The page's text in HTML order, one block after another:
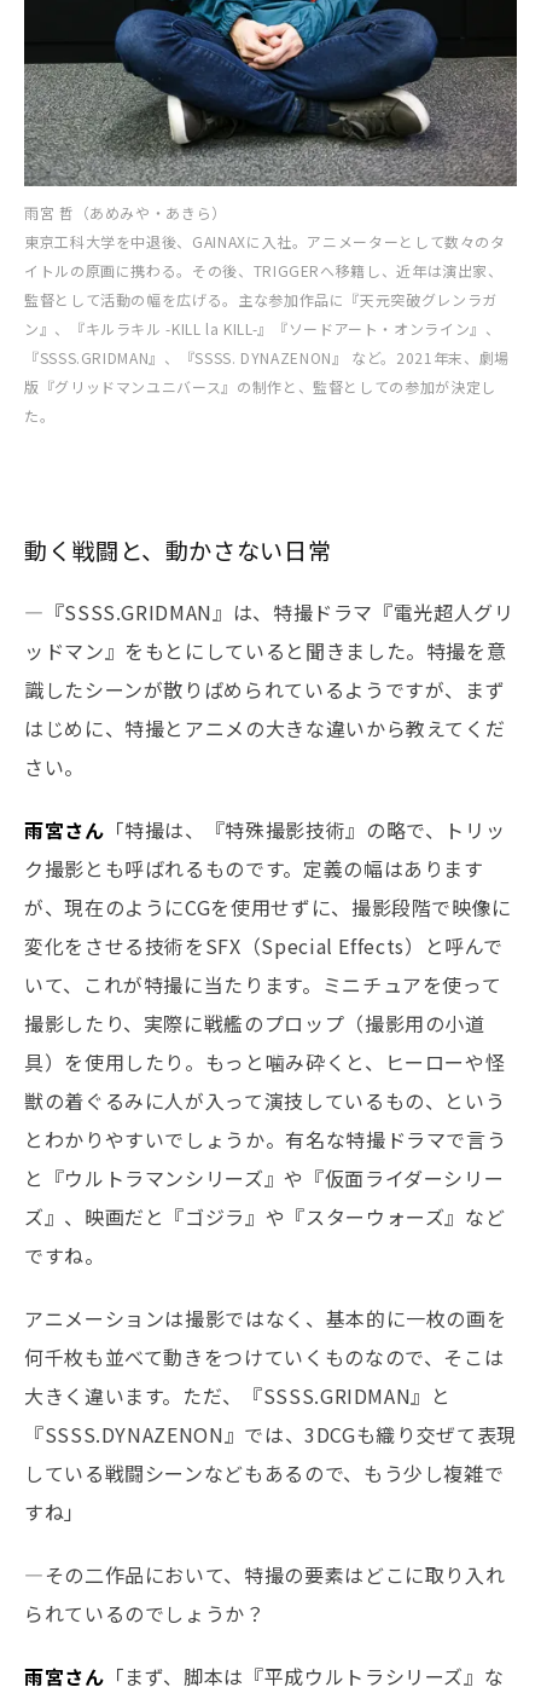
雨宮 哲（あめみや・あきら）
東京工科大学を中退後、GAINAXに入社。アニメーターとして数々のタ
イトルの原画に携わる。その後、TRIGGERへ移籍し、近年は演出家、
監督として活動の幅を広げる。主な参加作品に『天元突破グレンラガ
ン』、『キルラキル -KILL la KILL-』『ソードアート・オンライン』、
『SSSS.GRIDMAN』、『SSSS. DYNAZENON』 など。2021年末、劇場
版『グリッドマンユニバース』の制作と、監督としての参加が決定し
た。
動く戦闘と、動かさない日常
―『SSSS.GRIDMAN』は、特撮ドラマ『電光超人グリ
ッドマン』をもとにしていると聞きました。特撮を意
識したシーンが散りばめられているようですが、まず
はじめに、特撮とアニメの大きな違いから教えてくだ
さい。
雨宮さん 「特撮は、『特殊撮影技術』の略で、トリッ
ク撮影とも呼ばれるものです。定義の幅はあります
が、現在のようにCGを使用せずに、撮影段階で映像に
変化をさせる技術をSFX（Special Effects）と呼んで
いて、これが特撮に当たります。ミニチュアを使って
撮影したり、実際に戦艦のプロップ（撮影用の小道
具）を使用したり。もっと噛み砕くと、ヒーローや怪
獣の着ぐるみに人が入って演技しているもの、という
とわかりやすいでしょうか。有名な特撮ドラマで言う
と『ウルトラマンシリーズ』や『仮面ライダーシリー
ズ』、映画だと『ゴジラ』や『スターウォーズ』など
ですね。
アニメーションは撮影ではなく、基本的に一枚の画を
何千枚も並べて動きをつけていくものなので、そこは
大きく違います。ただ、『SSSS.GRIDMAN』と
『SSSS.DYNAZENON』では、3DCGも織り交ぜて表現
している戦闘シーンなどもあるので、もう少し複雑で
すね」
―その二作品において、特撮の要素はどこに取り入れ
られているのでしょうか？
雨宮さん 「まず、脚本は『平成ウルトラシリーズ』な